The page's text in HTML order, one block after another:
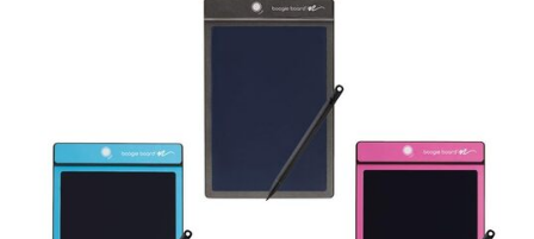
好きが集まる 比べて選べる
ビジネスと働き方のヒント